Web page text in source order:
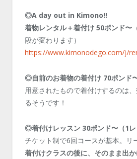
◎A day out in Kimono!!
着物レンタル＋着付け 50ポンド〜
段が変わります）
https://www.kimonodego.com/j/
◎自前のお着物の着付け 70ポンド
用意されたもので着付けするのは
るそうです！
◎着付けレッスン 30ポンド〜（1レ
チケット制で6回コースが基本。リ
着付けクラスの後に、そのまま出